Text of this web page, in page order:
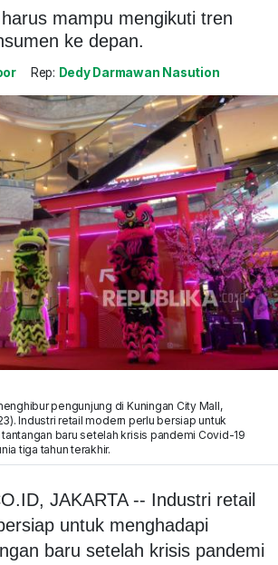
mampu mengikuti tren
ke depan.
Rep: Dedy Darmawan Nasution
pengunjung di Kuningan City Mall,
Industri retail modern perlu bersiap untuk
baru setelah krisis pandemi Covid-19
tiga tahun terakhir.
JAKARTA -- Industri retail
untuk menghadapi
baru setelah krisis pandemi